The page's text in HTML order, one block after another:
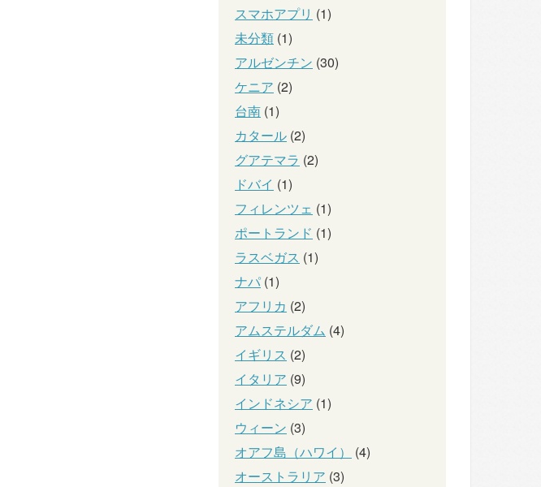
スマホアプリ (1)
未分類 (1)
アルゼンチン (30)
ケニア (2)
台南 (1)
カタール (2)
グアテマラ (2)
ドバイ (1)
フィレンツェ (1)
ポートランド (1)
ラスベガス (1)
ナパ (1)
アフリカ (2)
アムステルダム (4)
イギリス (2)
イタリア (9)
インドネシア (1)
ウィーン (3)
オアフ島（ハワイ）
(4)
オーストラリア (3)